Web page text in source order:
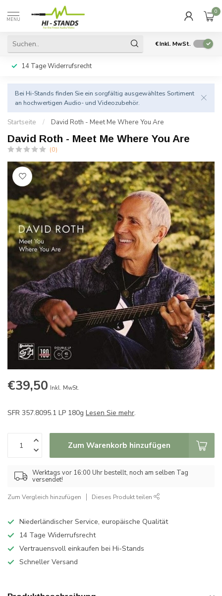
MENU
0
€Inkl. MwSt.
14 Tage Widerrufsrecht
Bei Hi-Stands finden Sie ein sorgfältig ausgewähltes Sortiment
an hochwertigen Audio- und Videozubehör.
Startseite / David Roth - Meet Me Where You Are
David Roth - Meet Me Where You Are
(0)
€39,50 Inkl. MwSt.
SFR 357.8095.1 LP 180g Lesen Sie mehr.
Zum Warenkorb hinzufügen
Werktags vor 16:00 Uhr bestellt, noch am selben Tag
versendet!
Zum Vergleich hinzufügen Dieses Produkt teilen
Niederländischer Service, europäische Qualität
14 Tage Widerrufsrecht
Vertrauensvoll einkaufen bei Hi-Stands
Schneller Versand